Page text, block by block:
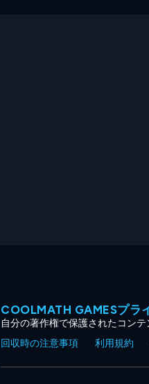
COOLMATH GAMESプラ
自分の著作権で保護されたコン
回収時の注意事項
利用規約